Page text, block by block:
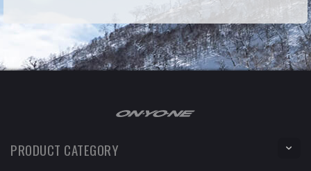
PRODUCT CATEGORY